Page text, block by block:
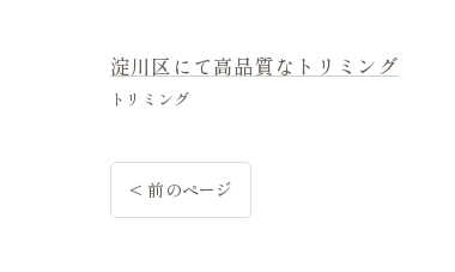
淀川区にて高品質なトリミング
トリミング
< 前のページ